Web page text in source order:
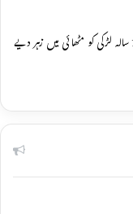
رحیم یارخان :رشتہ کے تنازعہ پر 15 سالہ لڑکی کو مٹھائی میں زہر دیے